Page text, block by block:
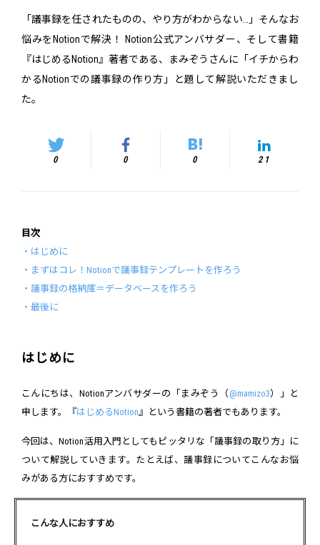
「議事録を任されたものの、やり方がわからない…」そんなお
悩みをNotionで解決！ Notion公式アンバサダー、そして書籍
『はじめるNotion』著者である、まみぞうさんに「イチからわ
かるNotionでの議事録の作り方」と題して解説いただきまし
た。
0 0 0 21
目次
・はじめに
・まずはコレ！Notionで議事録テンプレートを作ろう
・議事録の格納庫＝データベースを作ろう
・最後に
はじめに
こんにちは、Notionアンバサダーの「まみぞう（ @mamizo3）」と
申します。『はじめるNotion』という書籍の著者でもあります。
今回は、Notion活用入門としてもピッタリな「議事録の取り方」に
ついて解説していきます。たとえば、議事録についてこんなお悩
みがある方におすすめです。
こんな人におすすめ